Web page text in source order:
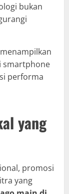
bukan
smartphone
performa
yang
promosi
yang